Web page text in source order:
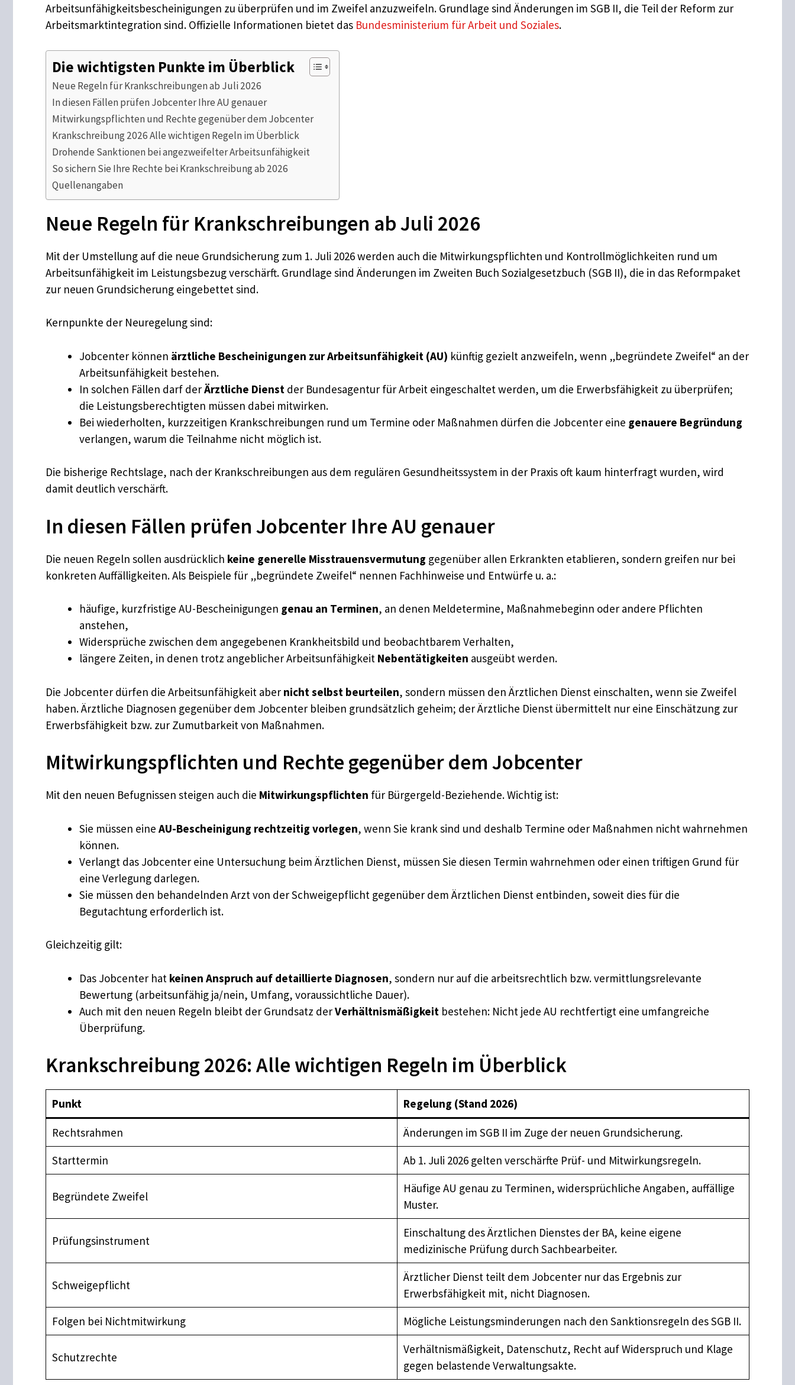
Arbeitsunfähigkeitsbescheinigungen zu überprüfen und im Zweifel anzuzweifeln. Grundlage sind Änderungen im SGB II, die Teil der Reform zur
Arbeitsmarktintegration sind. Offizielle Informationen bietet das Bundesministerium für Arbeit und Soziales.
Die wichtigsten Punkte im Überblick
Neue Regeln für Krankschreibungen ab Juli 2026
In diesen Fällen prüfen Jobcenter Ihre AU genauer
Mitwirkungspflichten und Rechte gegenüber dem Jobcenter
Krankschreibung 2026 Alle wichtigen Regeln im Überblick
Drohende Sanktionen bei angezweifelter Arbeitsunfähigkeit
So sichern Sie Ihre Rechte bei Krankschreibung ab 2026
Quellenangaben
Neue Regeln für Krankschreibungen ab Juli 2026
Mit der Umstellung auf die neue Grundsicherung zum 1. Juli 2026 werden auch die Mitwirkungspflichten und Kontrollmöglichkeiten rund um
Arbeitsunfähigkeit im Leistungsbezug verschärft. Grundlage sind Änderungen im Zweiten Buch Sozialgesetzbuch (SGB II), die in das Reformpaket
zur neuen Grundsicherung eingebettet sind.
Kernpunkte der Neuregelung sind:
Jobcenter können ärztliche Bescheinigungen zur Arbeitsunfähigkeit (AU) künftig gezielt anzweifeln, wenn „begründete Zweifel“ an der
Arbeitsunfähigkeit bestehen.
In solchen Fällen darf derÄrztliche Dienst der Bundesagentur für Arbeit eingeschaltet werden, um die Erwerbsfähigkeit zu überprüfen;
die Leistungsberechtigten müssen dabei mitwirken.
Bei wiederholten, kurzzeitigen Krankschreibungen rund um Termine oder Maßnahmen dürfen die Jobcenter eine genauere Begründung
verlangen, warum die Teilnahme nicht möglich ist.
Die bisherige Rechtslage, nach der Krankschreibungen aus dem regulären Gesundheitssystem in der Praxis oft kaum hinterfragt wurden, wird
damit deutlich verschärft.
In diesen Fällen prüfen Jobcenter Ihre AU genauer
Die neuen Regeln sollen ausdrücklich keine generelle Misstrauensvermutung gegenüber allen Erkrankten etablieren, sondern greifen nur bei
konkreten Auffälligkeiten. Als Beispiele für „begründete Zweifel“ nennen Fachhinweise und Entwürfe u. a.:
häufige, kurzfristige AU-Bescheinigungen genau an Terminen, an denen Meldetermine, Maßnahmebeginn oder andere Pflichten
anstehen,
Widersprüche zwischen dem angegebenen Krankheitsbild und beobachtbarem Verhalten,
längere Zeiten, in denen trotz angeblicher Arbeitsunfähigkeit Nebentätigkeiten ausgeübt werden.
Die Jobcenter dürfen die Arbeitsunfähigkeit aber nicht selbst beurteilen, sondern müssen den Ärztlichen Dienst einschalten, wenn sie Zweifel
haben. Ärztliche Diagnosen gegenüber dem Jobcenter bleiben grundsätzlich geheim; der Ärztliche Dienst übermittelt nur eine Einschätzung zur
Erwerbsfähigkeit bzw. zur Zumutbarkeit von Maßnahmen.
Mitwirkungspflichten und Rechte gegenüber dem Jobcenter
Mit den neuen Befugnissen steigen auch die Mitwirkungspflichten für Bürgergeld-Beziehende. Wichtig ist:
Sie müssen eine AU-Bescheinigung rechtzeitig vorlegen, wenn Sie krank sind und deshalb Termine oder Maßnahmen nicht wahrnehmen
können.
Verlangt das Jobcenter eine Untersuchung beim Ärztlichen Dienst, müssen Sie diesen Termin wahrnehmen oder einen triftigen Grund für
eine Verlegung darlegen.
Sie müssen den behandelnden Arzt von der Schweigepflicht gegenüber dem Ärztlichen Dienst entbinden, soweit dies für die
Begutachtung erforderlich ist.
Gleichzeitig gilt:
Das Jobcenter hat keinen Anspruch auf detaillierte Diagnosen, sondern nur auf die arbeitsrechtlich bzw. vermittlungsrelevante
Bewertung (arbeitsunfähig ja/nein, Umfang, voraussichtliche Dauer).
Auch mit den neuen Regeln bleibt der Grundsatz derVerhältnismäßigkeit bestehen: Nicht jede AU rechtfertigt eine umfangreiche
Überprüfung.
Krankschreibung 2026: Alle wichtigen Regeln im Überblick
Punkt Regelung (Stand 2026)
Rechtsrahmen
Änderungen im SGB II im Zuge der neuen Grundsicherung.
Starttermin
Ab 1. Juli 2026 gelten verschärfte Prüf- und Mitwirkungsregeln.
Begründete Zweifel
Häufige AU genau zu Terminen, widersprüchliche Angaben, auffällige
Muster.
Prüfungsinstrument
Einschaltung des Ärztlichen Dienstes der BA, keine eigene
medizinische Prüfung durch Sachbearbeiter.
Schweigepflicht
Ärztlicher Dienst teilt dem Jobcenter nur das Ergebnis zur
Erwerbsfähigkeit mit, nicht Diagnosen.
Folgen bei Nichtmitwirkung
Mögliche Leistungsminderungen nach den Sanktionsregeln des SGB II.
Schutzrechte
Verhältnismäßigkeit, Datenschutz, Recht auf Widerspruch und Klage
gegen belastende Verwaltungsakte.